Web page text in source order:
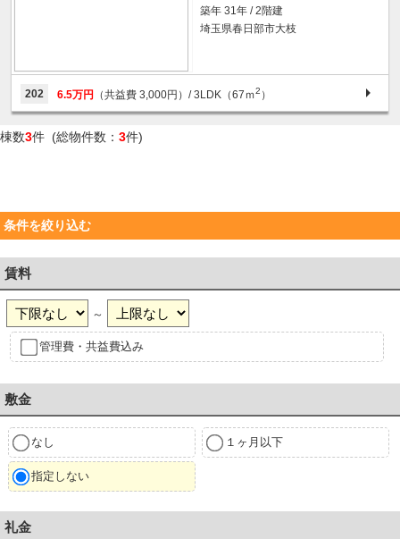
築年 31年 / 2階建
埼玉県春日部市大枝
202 6.5万円 （共益費 3,000円）/ 3LDK（67ｍ2 ）
棟数3件 (総物件数： 3件)
条件を絞り込む
賃料
～
管理費・共益費込み
敷金
なし １ヶ月以下
指定しない
礼金